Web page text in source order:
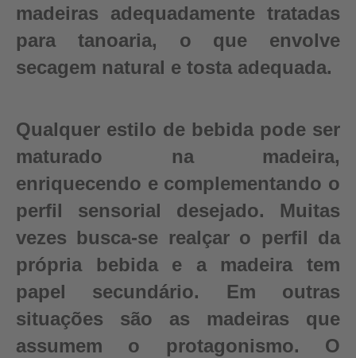
madeiras adequadamente tratadas
para tanoaria, o que envolve
secagem natural e tosta adequada.
Qualquer estilo de bebida pode ser
maturado na madeira,
enriquecendo e complementando o
perfil sensorial desejado. Muitas
vezes busca-se realçar o perfil da
própria bebida e a madeira tem
papel secundário. Em outras
situações são as madeiras que
assumem o protagonismo. O